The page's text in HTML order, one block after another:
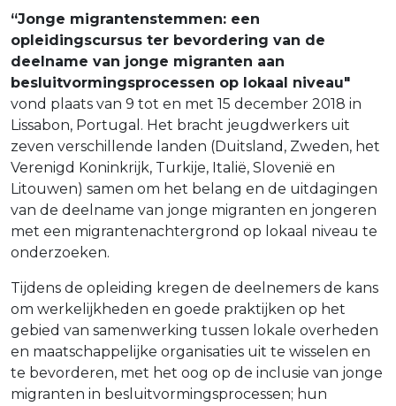
“Jonge migrantenstemmen: een
opleidingscursus ter bevordering van de
deelname van jonge migranten aan
besluitvormingsprocessen op lokaal niveau"
vond plaats van 9 tot en met 15 december 2018 in
Lissabon, Portugal. Het bracht jeugdwerkers uit
zeven verschillende landen (Duitsland, Zweden, het
Verenigd Koninkrijk, Turkije, Italië, Slovenië en
Litouwen) samen om het belang en de uitdagingen
van de deelname van jonge migranten en jongeren
met een migrantenachtergrond op lokaal niveau te
onderzoeken.
Tijdens de opleiding kregen de deelnemers de kans
om werkelijkheden en goede praktijken op het
gebied van samenwerking tussen lokale overheden
en maatschappelijke organisaties uit te wisselen en
te bevorderen, met het oog op de inclusie van jonge
migranten in besluitvormingsprocessen; hun